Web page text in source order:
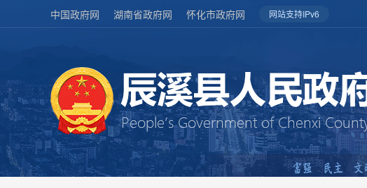
中国政府网 湖南省政府网 怀化市政府网 网站支持IPv6